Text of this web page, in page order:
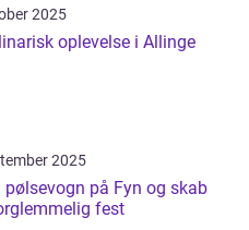
2025
oplevelse i Allinge
2025
pølsevogn på Fyn og skab
fest